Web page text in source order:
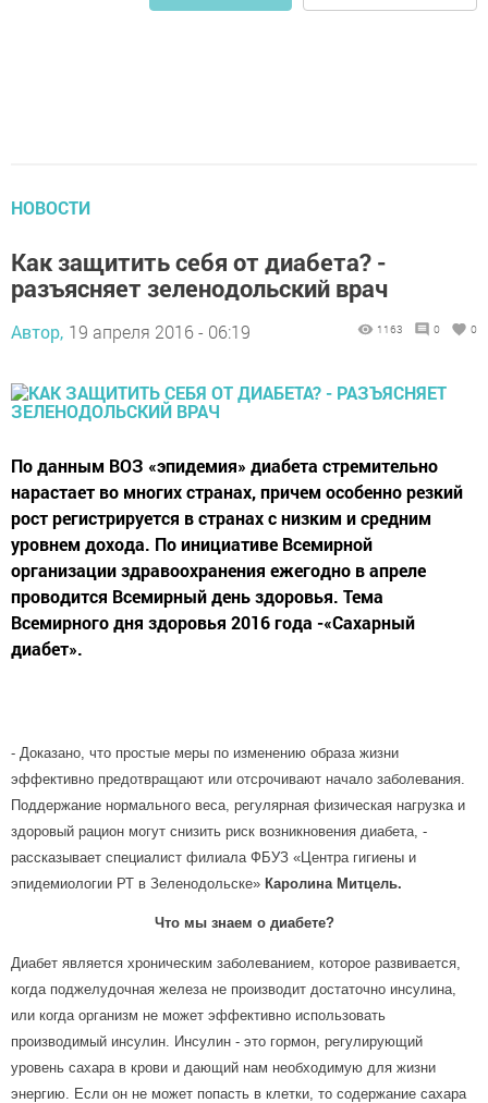
НОВОСТИ
Как защитить себя от диабета? -
разъясняет зеленодольский врач
Автор, 19 апреля 2016 - 06:19 1163 0 0
По данным ВОЗ «эпидемия» диабета стремительно
нарастает во многих странах, причем особенно резкий
рост регистрируется в странах с низким и средним
уровнем дохода. По инициативе Всемирной
организации здравоохранения ежегодно в апреле
проводится Всемирный день здоровья. Тема
Всемирного дня здоровья 2016 года -«Сахарный
диабет».
- Доказано, что простые меры по изменению образа жизни
эффективно предотвращают или отсрочивают начало заболевания.
Поддержание нормального веса, регулярная физическая нагрузка и
здоровый рацион могут снизить риск возникновения диабета, -
рассказывает специалист филиала ФБУЗ «Центра гигиены и
эпидемиологии РТ в Зеленодольске» Каролина Митцель.
Что мы знаем о диабете?
Диабет является хроническим заболеванием, которое развивается,
когда поджелудочная железа не производит достаточно инсулина,
или когда организм не может эффективно использовать
производимый инсулин. Инсулин - это гормон, регулирующий
уровень сахара в крови и дающий нам необходимую для жизни
энергию. Если он не может попасть в клетки, то содержание сахара